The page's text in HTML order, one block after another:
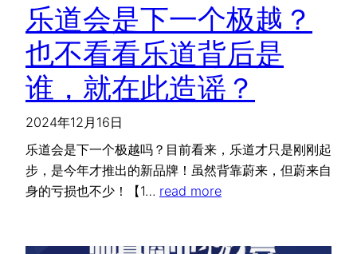
乐道会是下一个极越？
也不看看乐道背后是
谁，就在此造谣？
2024年12月16日
乐道会是下一个极越吗？目前看来，乐道才只是刚刚起
步，是今年才推出的新品牌！虽然背靠蔚来，但蔚来自
身的亏损也不少！【1… read more